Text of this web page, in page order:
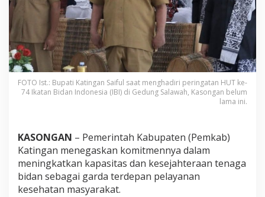
FOTO Ist.: Bupati Katingan Saiful saat menghadiri peringatan HUT ke-
74 Ikatan Bidan Indonesia (IBI) di Gedung Salawah, Kasongan belum
lama ini.
KASONGAN – Pemerintah Kabupaten (Pemkab)
Katingan menegaskan komitmennya dalam
meningkatkan kapasitas dan kesejahteraan tenaga
bidan sebagai garda terdepan pelayanan
kesehatan masyarakat.